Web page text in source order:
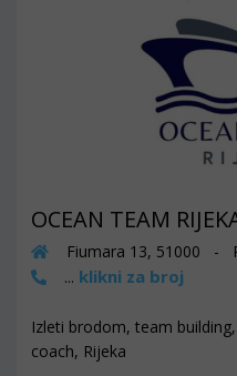
OCEAN TEAM
Fiumara 13, 51000 -
... klikni za broj
Izleti brodom, team
coach, Rijeka